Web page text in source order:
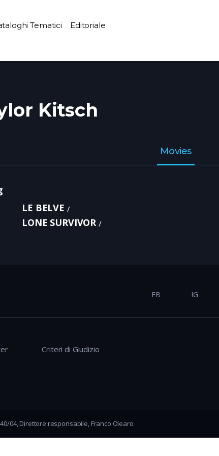
Tematici Editoriale
Kitsch
Movies
LE BELVE
LONE SURVIVOR
FB IG
Criteri di Giudizio
04, Direttore responsabile, Franco Olearo